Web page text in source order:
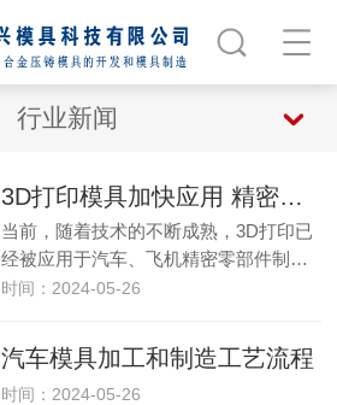
行业新闻
3D打印模具加快应用 精密零件制造进入新时期
当前，随着技术的不断成熟，3D打印已
经被应用于汽车、飞机精密零部件制…
时间：2024-05-26
汽车模具加工和制造工艺流程
时间：2024-05-26